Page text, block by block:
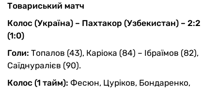
Товариський матч
Колос (Україна) – Пахтакор (Узбекистан) – 2:2
(1:0)
Голи: Топалов (43), Каріока (84) – Ібраїмов (82),
Саїднуралієв (90).
Колос (1 тайм): Фесюн, Цуріков, Бондаренко,